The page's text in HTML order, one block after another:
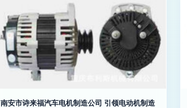
南安市诗来福汽车电机制造公司 引领电动机制造